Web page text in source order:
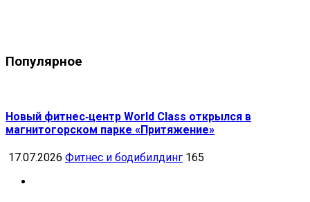
Популярное
Новый фитнес‑центр World Class открылся в
магнитогорском парке «Притяжение»
17.07.2026 Фитнес и бодибилдинг 165